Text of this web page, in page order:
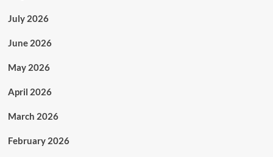
July 2026
June 2026
May 2026
April 2026
March 2026
February 2026